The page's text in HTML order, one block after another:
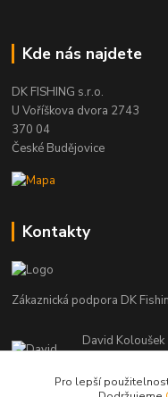
Kde nás najdete
DK FISHING s.r.o.
U Voříškova dvora 2743
370 04
České Budějovice
Kontakty
Zákaznická podpora DK
David Koloušek
(Po-Pá, 7-18
Pro lepší